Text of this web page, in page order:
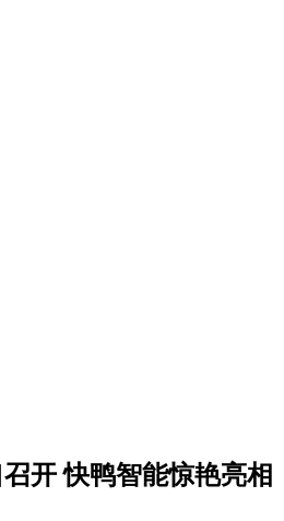
开 快鸭智能惊艳亮相